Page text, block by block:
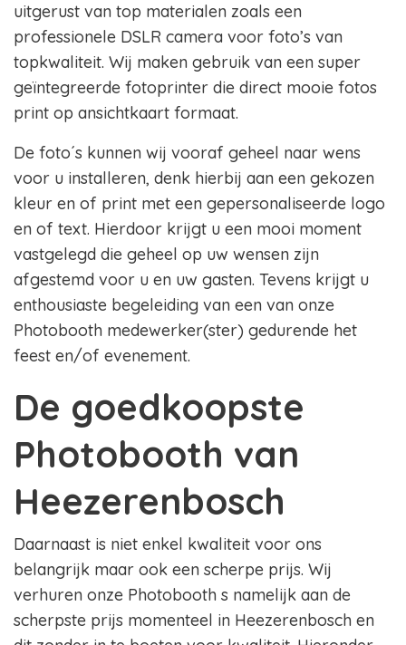
uitgerust van top materialen zoals een
professionele DSLR camera voor foto’s van
topkwaliteit. Wij maken gebruik van een super
geïntegreerde fotoprinter die direct mooie fotos
print op ansichtkaart formaat.
De foto´s kunnen wij vooraf geheel naar wens
voor u installeren, denk hierbij aan een gekozen
kleur en of print met een gepersonaliseerde logo
en of text. Hierdoor krijgt u een mooi moment
vastgelegd die geheel op uw wensen zijn
afgestemd voor u en uw gasten. Tevens krijgt u
enthousiaste begeleiding van een van onze
Photobooth medewerker(ster) gedurende het
feest en/of evenement.
De goedkoopste
Photobooth van
Heezerenbosch
Daarnaast is niet enkel kwaliteit voor ons
belangrijk maar ook een scherpe prijs. Wij
verhuren onze Photobooth s namelijk aan de
scherpste prijs momenteel in Heezerenbosch en